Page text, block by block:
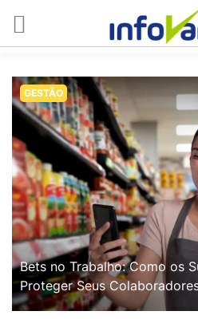
GESTÃO
Bets no Trabalho: Como os
Proteger Seus